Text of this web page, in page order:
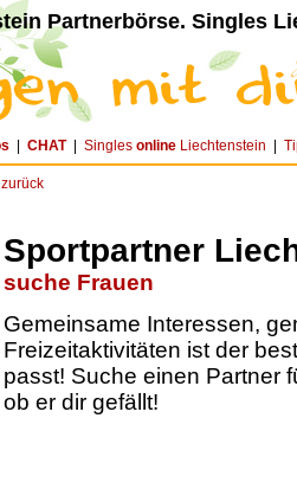
Partnerbörse. Singles
CHAT| Singles online Liechtenstein
Sportpartner
suche Frauen
Gemeinsame Interessen,
Freizeitaktivitäten ist der
passt! Suche einen Partner
ob er dir gefällt!